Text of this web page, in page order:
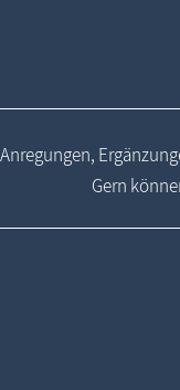
Gern